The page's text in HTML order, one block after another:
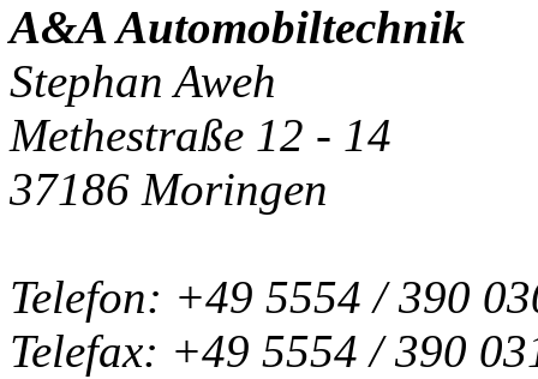
A&A Automobiltechnik
Stephan Aweh
Methestraße 12 - 14
37186 Moringen
Telefon: +49 5554 / 390
Telefax: +49 5554 / 390